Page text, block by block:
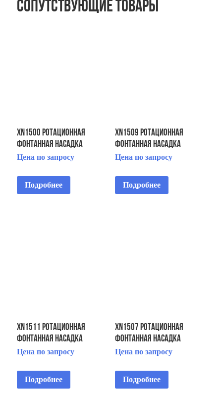
Сопутствующие товары
XN1500 Ротационная
фонтанная насадка
Цена по запросу
Подробнее
XN1509 Ротационная
фонтанная насадка
Цена по запросу
Подробнее
XN1511 Ротационная
фонтанная насадка
Цена по запросу
Подробнее
XN1507 Ротационная
фонтанная насадка
Цена по запросу
Подробнее